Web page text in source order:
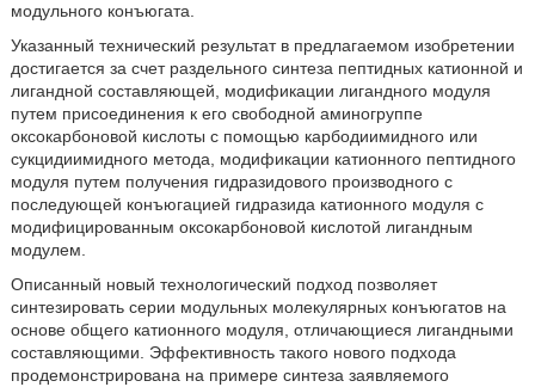
модульного конъюгата.
Указанный технический результат в предлагаемом изобретении
достигается за счет раздельного синтеза пептидных катионной и
лигандной составляющей, модификации лигандного модуля
путем присоединения к его свободной аминогруппе
оксокарбоновой кислоты с помощью карбодиимидного или
сукцидиимидного метода, модификации катионного пептидного
модуля путем получения гидразидового производного с
последующей конъюгацией гидразида катионного модуля с
модифицированным оксокарбоновой кислотой лигандным
модулем.
Описанный новый технологический подход позволяет
синтезировать серии модульных молекулярных конъюгатов на
основе общего катионного модуля, отличающиеся лигандными
составляющими. Эффективность такого нового подхода
продемонстрирована на примере синтеза заявляемого